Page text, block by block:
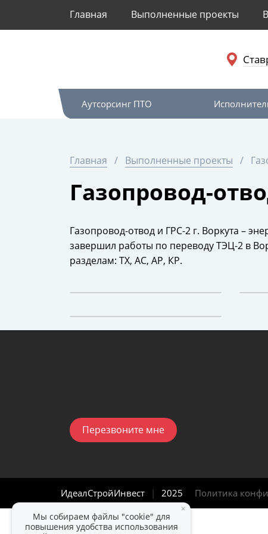
Главная Выполненные проекты
Аутсорсинг ПТО
Главная Выполненные проекты
Газопровод-
Газопровод-отвод и ГРС-2 г. Воркута –
завершил работы по переводу ТЭЦ-2 в
разделам: ТХ, АС, АР, КР.
Перезвоните мне
ИдеалСтройИнвест | 2025 Политика
×
Мы собираем файлы "cookie" для
повышения удобства использования